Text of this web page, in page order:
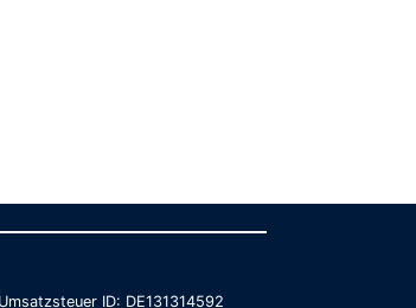
ID: DE131314592